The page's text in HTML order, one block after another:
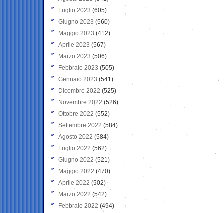
Luglio 2023 (605)
Giugno 2023 (560)
Maggio 2023 (412)
Aprile 2023 (567)
Marzo 2023 (506)
Febbraio 2023 (505)
Gennaio 2023 (541)
Dicembre 2022 (525)
Novembre 2022 (526)
Ottobre 2022 (552)
Settembre 2022 (584)
Agosto 2022 (584)
Luglio 2022 (562)
Giugno 2022 (521)
Maggio 2022 (470)
Aprile 2022 (502)
Marzo 2022 (542)
Febbraio 2022 (494)